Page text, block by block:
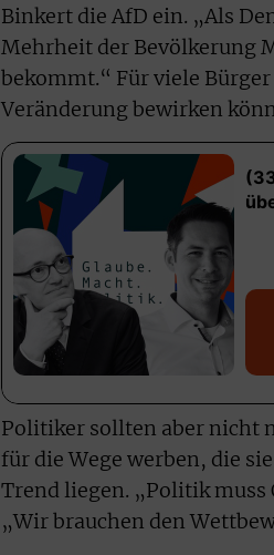
Binkert die AfD ein. „Als
Mehrheit der Bevölkerung
bekommt.“ Für viele
Veränderung bewirken
Politiker sollten aber nicht
für die Wege werben, die
Trend liegen. „Politik muss
„Wir brauchen den